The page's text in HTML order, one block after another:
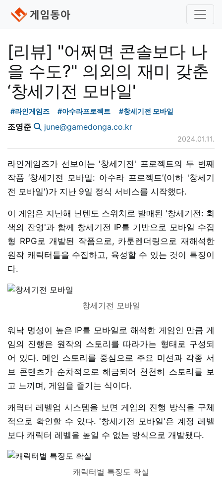
[리뷰] "어쩌면 콘솔보다 나
을 수도?" 의외의 재미 갖춘
‘창세기전 모바일'
#라인게임즈 #아수라프로젝트 #창세기전 모바일
조영준 june@gamedonga.co.kr
2024.01.11.
라인게임즈가 선보이는 '창세기전' 프로젝트의 두 번째
작품 ‘창세기전 모바일: 아수라 프로젝트’(이하 '창세기
전 모바일')가 지난 9일 정식 서비스를 시작했다.
이 게임은 지난해 닌텐도 스위치로 발매된 '창세기전: 회
색의 잔영'과 함께 창세기전 IP를 기반으로 모바일 수집
형 RPG로 개발된 작품으로, 카툰렌더링으로 재해석한
원작 캐릭터들을 수집하고, 육성할 수 있는 것이 특징이
다.
창세기전 모바일
워낙 명성이 높은 IP를 모바일로 해석한 게임인 만큼 게
임의 진행은 원작의 스토리를 따라가는 형태로 구성되
어 있다. 메인 스토리를 중심으로 주요 미션과 각종 서
브 콘텐츠가 순차적으로 해금되어 천천히 스토리를 보
고 느끼며, 게임을 즐기는 식이다.
캐릭터 레벨업 시스템을 보면 게임의 진행 방식을 구체
적으로 확인할 수 있다. '창세기전 모바일'은 계정 레벨
보다 캐릭터 레벨을 높일 수 없는 방식으로 개발됐다.
캐릭터별 특징도 확실